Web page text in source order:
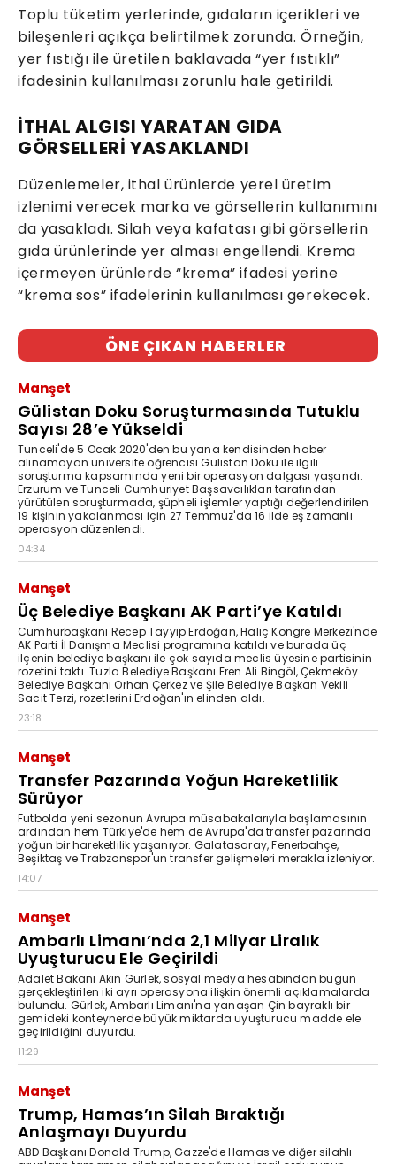
Toplu tüketim yerlerinde, gıdaların içerikleri ve
bileşenleri açıkça belirtilmek zorunda. Örneğin,
yer fıstığı ile üretilen baklavada “yer fıstıklı”
ifadesinin kullanılması zorunlu hale getirildi.
İTHAL ALGISI YARATAN GIDA
GÖRSELLERİ YASAKLANDI
Düzenlemeler, ithal ürünlerde yerel üretim
izlenimi verecek marka ve görsellerin kullanımını
da yasakladı. Silah veya kafatası gibi görsellerin
gıda ürünlerinde yer alması engellendi. Krema
içermeyen ürünlerde “krema” ifadesi yerine
“krema sos” ifadelerinin kullanılması gerekecek.
ÖNE ÇIKAN HABERLER
Manşet
Gülistan Doku Soruşturmasında Tutuklu
Sayısı 28’e Yükseldi
Tunceli'de 5 Ocak 2020'den bu yana kendisinden haber
alınamayan üniversite öğrencisi Gülistan Doku ile ilgili
soruşturma kapsamında yeni bir operasyon dalgası yaşandı.
Erzurum ve Tunceli Cumhuriyet Başsavcılıkları tarafından
yürütülen soruşturmada, şüpheli işlemler yaptığı değerlendirilen
19 kişinin yakalanması için 27 Temmuz'da 16 ilde eş zamanlı
operasyon düzenlendi.
04:34
Manşet
Üç Belediye Başkanı AK Parti’ye Katıldı
Cumhurbaşkanı Recep Tayyip Erdoğan, Haliç Kongre Merkezi'nde
AK Parti İl Danışma Meclisi programına katıldı ve burada üç
ilçenin belediye başkanı ile çok sayıda meclis üyesine partisinin
rozetini taktı. Tuzla Belediye Başkanı Eren Ali Bingöl, Çekmeköy
Belediye Başkanı Orhan Çerkez ve Şile Belediye Başkan Vekili
Sacit Terzi, rozetlerini Erdoğan'ın elinden aldı.
23:18
Manşet
Transfer Pazarında Yoğun Hareketlilik
Sürüyor
Futbolda yeni sezonun Avrupa müsabakalarıyla başlamasının
ardından hem Türkiye'de hem de Avrupa'da transfer pazarında
yoğun bir hareketlilik yaşanıyor. Galatasaray, Fenerbahçe,
Beşiktaş ve Trabzonspor'un transfer gelişmeleri merakla izleniyor.
14:07
Manşet
Ambarlı Limanı’nda 2,1 Milyar Liralık
Uyuşturucu Ele Geçirildi
Adalet Bakanı Akın Gürlek, sosyal medya hesabından bugün
gerçekleştirilen iki ayrı operasyona ilişkin önemli açıklamalarda
bulundu. Gürlek, Ambarlı Limanı'na yanaşan Çin bayraklı bir
gemideki konteynerde büyük miktarda uyuşturucu madde ele
geçirildiğini duyurdu.
11:29
Manşet
Trump, Hamas’ın Silah Bıraktığı
Anlaşmayı Duyurdu
ABD Başkanı Donald Trump, Gazze'de Hamas ve diğer silahlı